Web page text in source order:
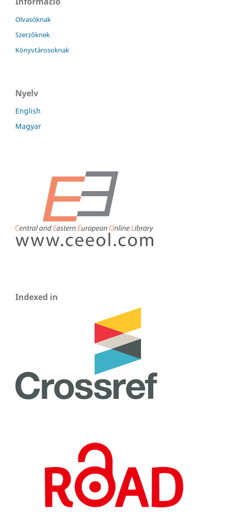
Olvasóknak
Szerzőknek
Könyvtárosoknak
Nyelv
English
Magyar
Indexed in